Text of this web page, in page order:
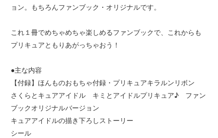
ョン。もちろんファンブック・オリジナルです。
これ１冊でめちゃめちゃ楽しめるファンブックで、これからも
プリキュアともりあがっちゃおう！
●主な内容
【付録】ほんものおもちゃ付録・プリキュアキラルンリボン
さくらとキュアアイドル キミとアイドルプリキュア♪ ファン
ブックオリジナルバージョン
キュアアイドルの描き下ろしストーリー
シール